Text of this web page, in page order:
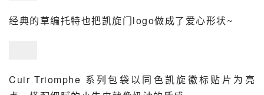
经典的草编托特也把凯旋门logo做成了爱心形状~
Cuir Triomphe 系列包袋以同色凯旋徽标贴片为亮